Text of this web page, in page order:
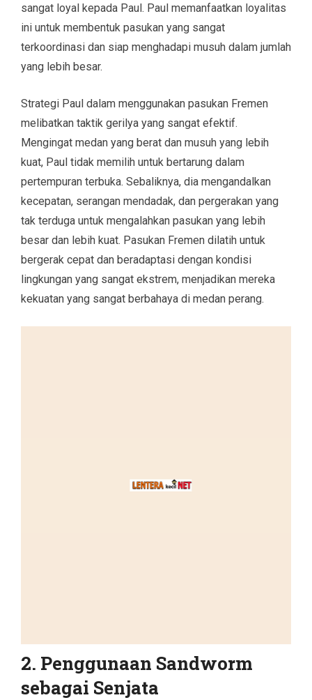
sangat loyal kepada Paul. Paul memanfaatkan loyalitas
ini untuk membentuk pasukan yang sangat
terkoordinasi dan siap menghadapi musuh dalam jumlah
yang lebih besar.
Strategi Paul dalam menggunakan pasukan Fremen
melibatkan taktik gerilya yang sangat efektif.
Mengingat medan yang berat dan musuh yang lebih
kuat, Paul tidak memilih untuk bertarung dalam
pertempuran terbuka. Sebaliknya, dia mengandalkan
kecepatan, serangan mendadak, dan pergerakan yang
tak terduga untuk mengalahkan pasukan yang lebih
besar dan lebih kuat. Pasukan Fremen dilatih untuk
bergerak cepat dan beradaptasi dengan kondisi
lingkungan yang sangat ekstrem, menjadikan mereka
kekuatan yang sangat berbahaya di medan perang.
2. Penggunaan Sandworm
sebagai Senjata